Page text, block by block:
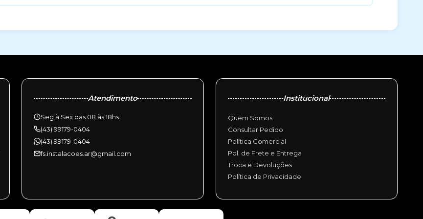
Atendimento
Seg à Sex das 08 às 18hs
(43) 99179-0404
(43) 99179-0404
fs.instalacoes.ar@gmail.com
Institucional
Quem Somos
Consultar Pedido
Política Comercial
Pol. de Frete e Entrega
Troca e Devoluções
Política de Privacidade